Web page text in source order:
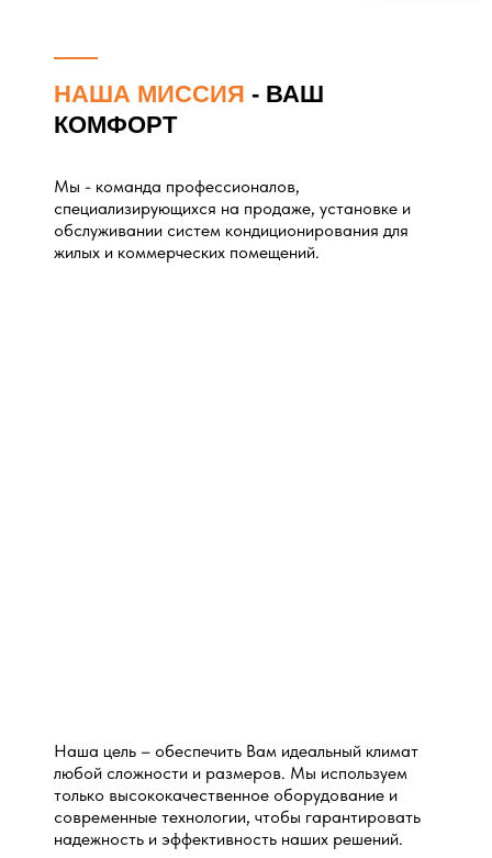
НАША МИССИЯ - ВАШ
КОМФОРТ
Мы - команда профессионалов,
специализирующихся на продаже, установке и
обслуживании систем кондиционирования для
жилых и коммерческих помещений.
Наша цель – обеспечить Вам идеальный климат
любой сложности и размеров. Мы используем
только высококачественное оборудование и
современные технологии, чтобы гарантировать
надежность и эффективность наших решений.